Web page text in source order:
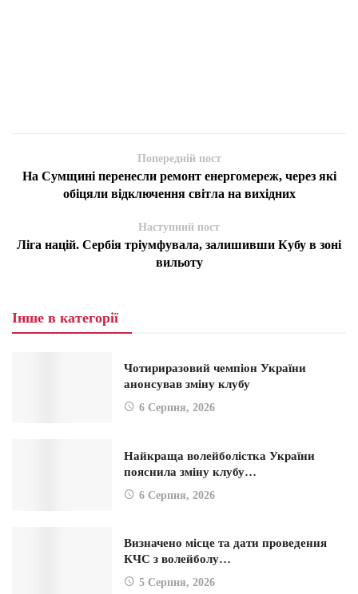
Попередній пост
На Сумщині перенесли ремонт енергомереж, через які
обіцяли відключення світла на вихідних
Наступний пост
Ліга націй. Сербія тріумфувала, залишивши Кубу в зоні
вильоту
Інше в категорії
Чотириразовий чемпіон України
анонсував зміну клубу
6 Серпня, 2026
Найкраща волейболістка України
пояснила зміну клубу…
6 Серпня, 2026
Визначено місце та дати проведення
КЧС з волейболу…
5 Серпня, 2026